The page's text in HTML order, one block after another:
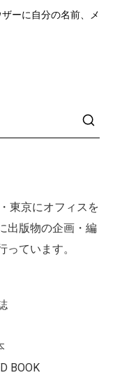
ーに自分の名前、メ
東京にオフィスを
出版物の企画・編
ています。
BOOK